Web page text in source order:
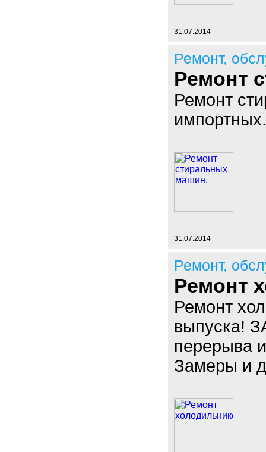
31.07.2014
Ремонт,
Ремонт
Ремонт
31.07.2014
Ремонт,
Ремонт
Ремонт
выпуска!
перерыва
Замеры и